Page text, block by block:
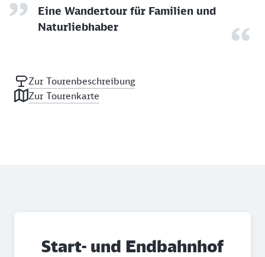
Eine Wandertour für Familien und
Naturliebhaber
Zur Tourenbeschreibung
Zur Tourenkarte
Start- und Endbahnhof